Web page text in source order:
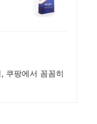
쿠팡에서 꼼꼼히